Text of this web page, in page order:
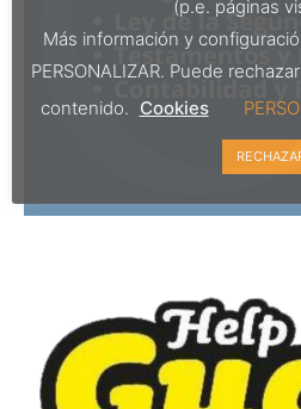
(p.e. páginas
Más información y
PERSONALIZAR. Puede
contenido. Cookies